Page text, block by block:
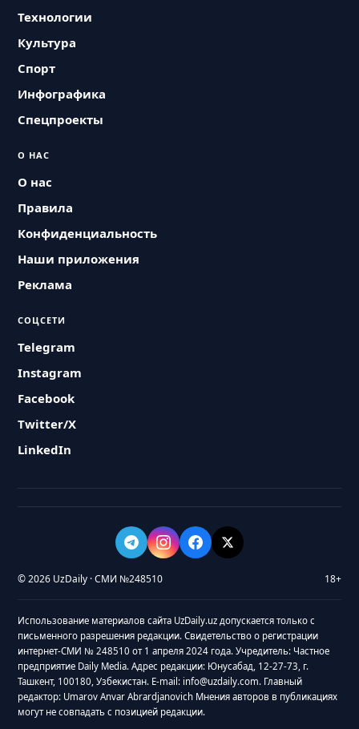
Технологии
Культура
Спорт
Инфографика
Спецпроекты
О НАС
О нас
Правила
Конфиденциальность
Наши приложения
Реклама
СОЦСЕТИ
Telegram
Instagram
Facebook
Twitter/X
LinkedIn
© 2026 UzDaily · СМИ №248510 18+
Использование материалов сайта UzDaily.uz допускается только с
письменного разрешения редакции. Свидетельство о регистрации
интернет-СМИ № 248510 от 1 апреля 2024 года. Учредитель: Частное
предприятие Daily Media. Адрес редакции: Юнусабад, 12-27-73, г.
Ташкент, 100180, Узбекистан. E-mail: info@uzdaily.com. Главный
редактор: Umarov Anvar Abrardjanovich Мнения авторов в публикациях
могут не совпадать с позицией редакции.